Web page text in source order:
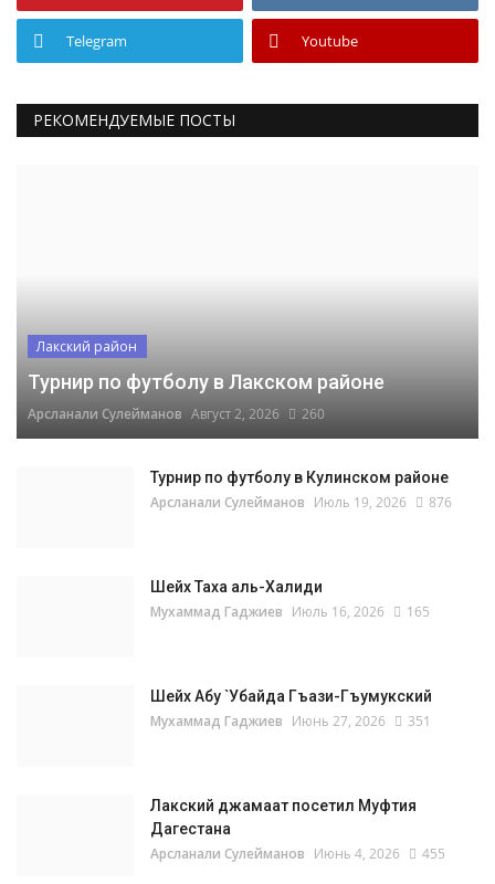
Telegram Youtube
РЕКОМЕНДУЕМЫЕ ПОСТЫ
Лакский район
Турнир по футболу в Лакском районе
Арсланали Сулейманов Август 2, 2026 260
Турнир по футболу в Кулинском районе
Арсланали Сулейманов Июль 19, 2026 876
Шейх Таха аль-Халиди
Мухаммад Гаджиев Июль 16, 2026 165
Шейх Абу `Убайда Гъази-Гъумукский
Мухаммад Гаджиев Июнь 27, 2026 351
Лакский джамаат посетил Муфтия
Дагестана
Арсланали Сулейманов Июнь 4, 2026 455